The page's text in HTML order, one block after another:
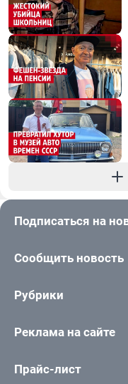
Подписаться на
Сообщить новость
Рубрики
Реклама на сайте
Прайс-лист